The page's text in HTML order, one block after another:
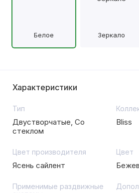
Белое Зеркало
Характеристики
Тип
Двустворчатые, Со
стеклом
Bliss
Цвет производителя
Ясень сайлент
Цвет
Применимые раздвижные